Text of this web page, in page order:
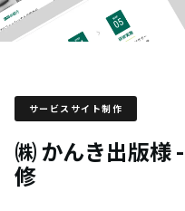
サービスサイト制作
㈱ かんき出版様
修